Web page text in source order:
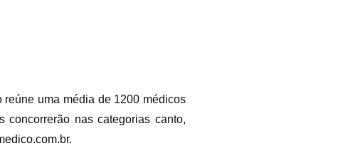
reúne uma média de 1200 médicos
nas categorias canto,